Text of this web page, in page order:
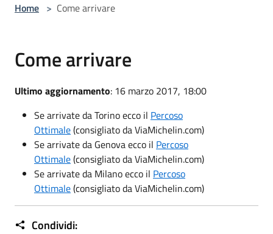
Home > Come arrivare
Come arrivare
Ultimo aggiornamento: 16 marzo 2017, 18:00
Se arrivate da Torino ecco il Percoso
Ottimale(consigliato da ViaMichelin.com)
Se arrivate da Genova ecco il Percoso
Ottimale(consigliato da ViaMichelin.com)
Se arrivate da Milano ecco il Percoso
Ottimale(consigliato da ViaMichelin.com)
Condividi: